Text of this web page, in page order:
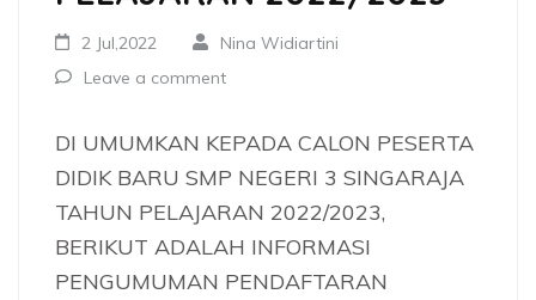
2 Jul,2022
Nina Widiartini
Leave a comment
DI UMUMKAN KEPADA CALON PESERTA
DIDIK BARU SMP NEGERI 3 SINGARAJA
TAHUN PELAJARAN 2022/2023,
BERIKUT ADALAH INFORMASI
PENGUMUMAN PENDAFTARAN